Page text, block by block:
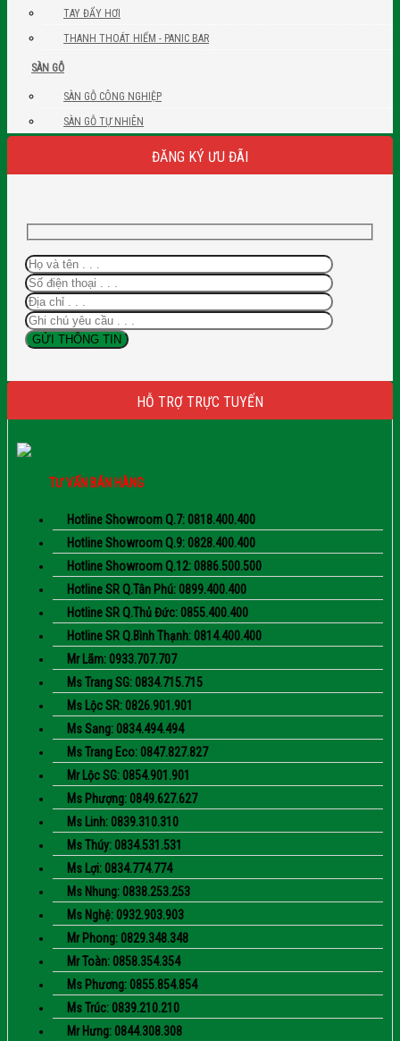
TAY ĐẨY HƠI
THANH THOÁT HIỂM - PANIC BAR
SÀN GỖ
SÀN GỖ CÔNG NGHIỆP
SÀN GỖ TỰ NHIÊN
ĐĂNG KÝ ƯU ĐÃI
HỖ TRỢ TRỰC TUYẾN
TƯ VẤN BÁN HÀNG
Hotline Showroom Q.7: 0818.400.400
Hotline Showroom Q.9: 0828.400.400
Hotline Showroom Q.12: 0886.500.500
Hotline SR Q.Tân Phú: 0899.400.400
Hotline SR Q.Thủ Đức: 0855.400.400
Hotline SR Q.Bình Thạnh: 0814.400.400
Mr Lãm: 0933.707.707
Ms Trang SG: 0834.715.715
Ms Lộc SR: 0826.901.901
Ms Sang: 0834.494.494
Ms Trang Eco: 0847.827.827
Mr Lộc SG: 0854.901.901
Ms Phượng: 0849.627.627
Ms Linh: 0839.310.310
Ms Thúy: 0834.531.531
Ms Lợi: 0834.774.774
Ms Nhung: 0838.253.253
Ms Nghệ: 0932.903.903
Mr Phong: 0829.348.348
Mr Toàn: 0858.354.354
Ms Phương: 0855.854.854
Ms Trúc: 0839.210.210
Mr Hưng: 0844.308.308